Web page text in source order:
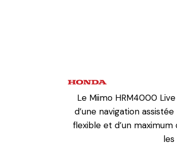
Le Miimo HRM4000
d’une navigation
flexible et d’un